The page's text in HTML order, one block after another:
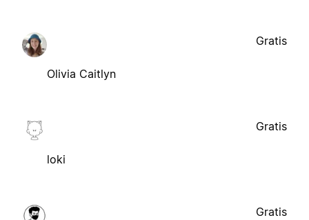
Olivia Caitlyn
Gratis
loki
Gratis
Gratis